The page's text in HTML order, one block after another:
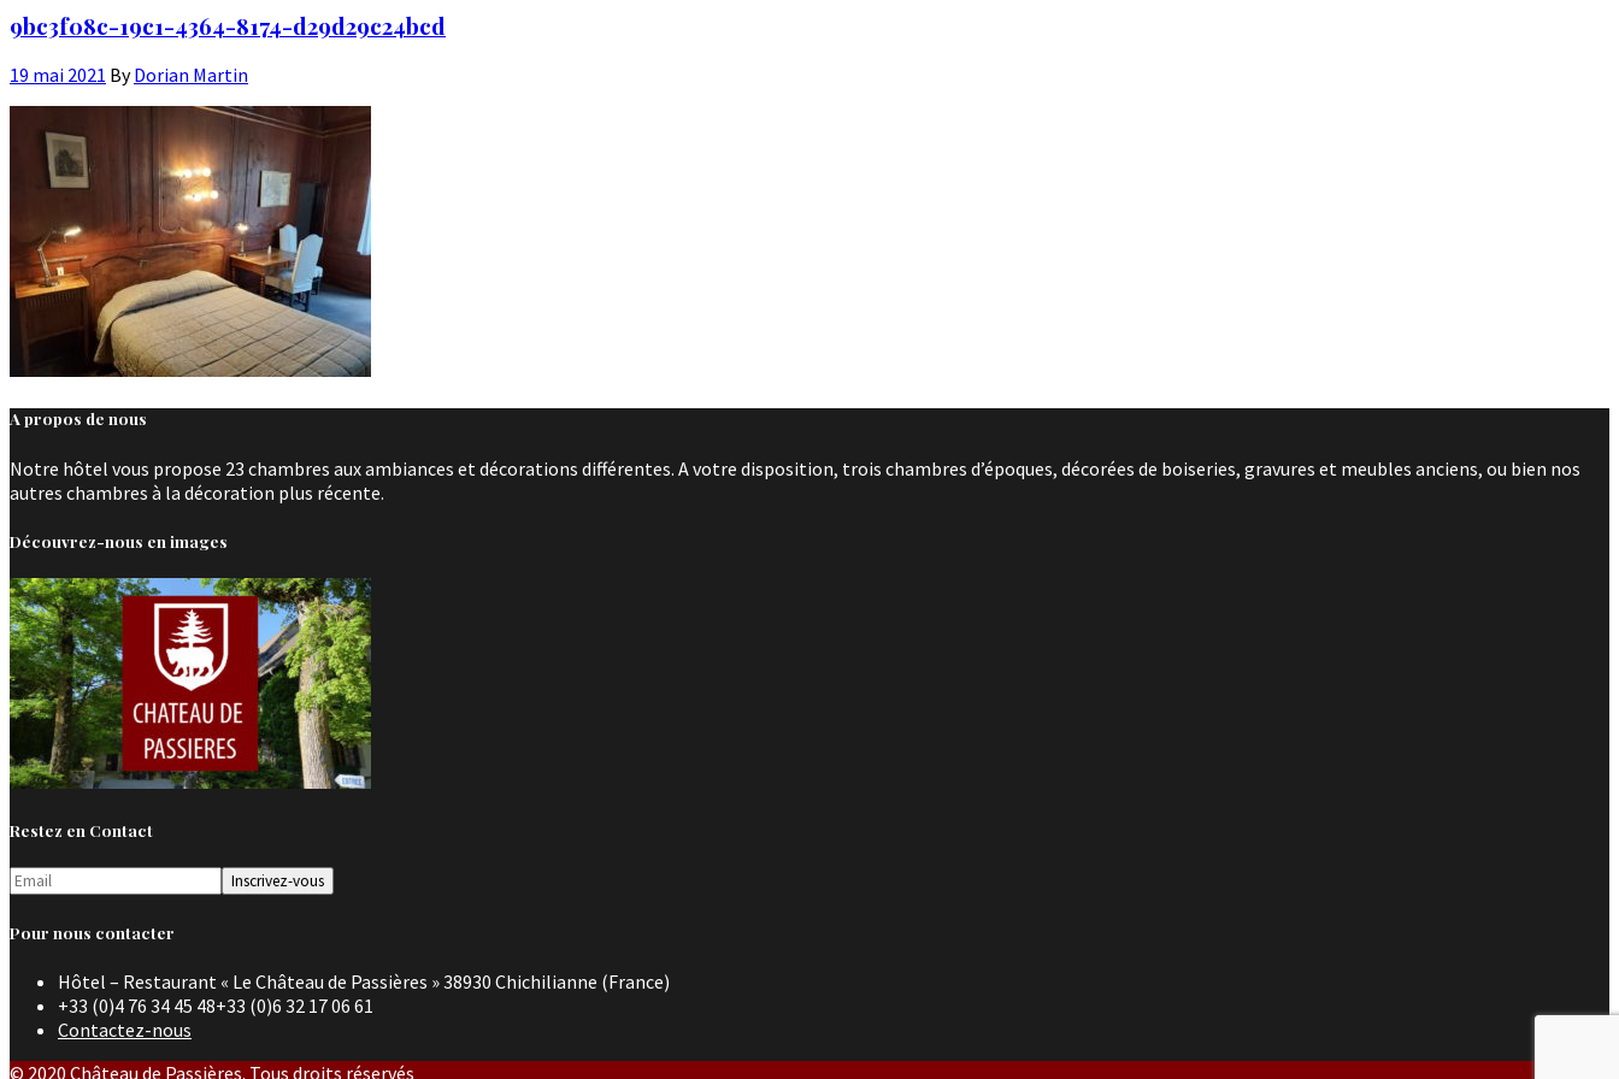
9bc3f08c-19c1-4364-8174-d29d29c24bcd
19 mai 2021 ByDorian Martin
A propos de nous
Notre hôtel vous propose 23 chambres aux ambiances et décorations différentes. A votre disposition, trois chambres d’époques, décorées de boiseries, gravures et meubles anciens, ou bien nos
autres chambres à la décoration plus récente.
Découvrez-nous en images
Restez en Contact
Pour nous contacter
Hôtel – Restaurant « Le Château de Passières » 38930 Chichilianne (France)
+33 (0)4 76 34 45 48+33 (0)6 32 17 06 61
Contactez-nous
© 2020 Château de Passières. Tous droits réservés